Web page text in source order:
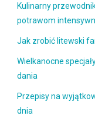
Kulinarny
potrawom
Jak zrobić litewski
Wielkanocne
dania
Przepisy na
dnia